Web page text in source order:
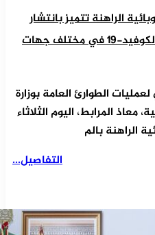
الراهنة تتميز بانتشار
“ضعيف إلى جد ضعيف” لكوفيد-19 في مختلف جهات
الطوارئ العامة بوزارة
معاذ المرابط، اليوم الثلاثاء
الراهنة بالم
التفاصيل...